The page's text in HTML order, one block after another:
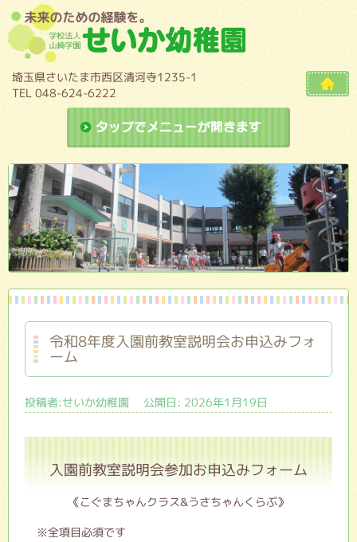
埼玉県さいたま市西区清河寺1235-1
TEL 048-624-6222
令和8年度入園前教室説明会お申込みフォ
ーム
投稿者:せいか幼稚園 公開日: 2026年1月19日
入園前教室説明会参加お申込みフォーム
《こぐまちゃんクラス&うさちゃんくらぶ》
※全項目必須です